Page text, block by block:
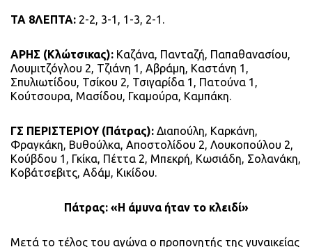
ΤΑ 8ΛΕΠΤΑ: 2-2, 3-1, 1-3, 2-1.
ΑΡΗΣ (Κλώτσικας): Καζάνα, Πανταζή, Παπαθανασίου,
Λουμιτζόγλου 2, Τζιάνη 1, Αβράμη, Καστάνη 1,
Σπυλιωτίδου, Τσίκου 2, Τσιγαρίδα 1, Πατούνα 1,
Κούτσουρα, Μασίδου, Γκαμούρα, Καμπάκη.
ΓΣ ΠΕΡΙΣΤΕΡΙΟΥ (Πάτρας): Διαπούλη, Καρκάνη,
Φραγκάκη, Βυθούλκα, Αποστολίδου 2, Λουκοπούλου 2,
Κούβδου 1, Γκίκα, Πέττα 2, Μπεκρή, Κωσιάδη, Σολανάκη,
Κοβάτσεβιτς, Αδάμ, Κικίδου.
Πάτρας: «Η άμυνα ήταν το κλειδί»
Μετά το τέλος του αγώνα ο προπονητής της γυναικείας